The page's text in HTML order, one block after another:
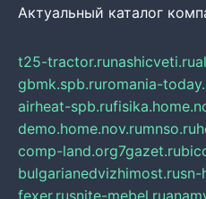
Актуальный каталог
t25-tractor.runashicveti.ru
gbmk.spb.ruromania-
airheat-spb.ru
demo.home.nov.rumnso.ru
comp-land.org7gazet.ru
bulgarianedvizhimost.rusn-
fexer.rusnite-mebel.ru